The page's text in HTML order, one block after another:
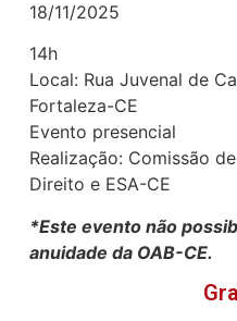
18/11/2025
14h
Local: Rua Juvenal de
Fortaleza-CE
Evento presencial
Realização: Comissão
Direito e ESA-CE
*Este evento não
anuidade da OAB-CE.